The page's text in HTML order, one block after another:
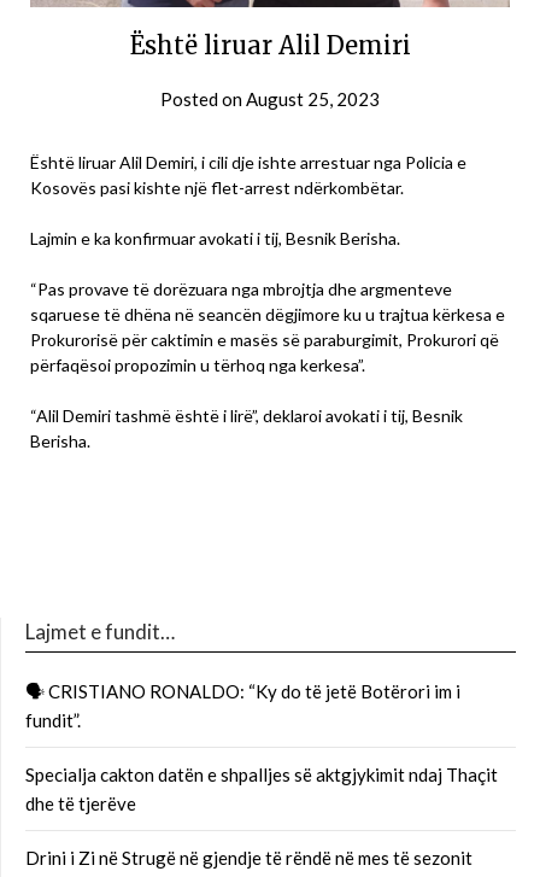
Është liruar Alil Demiri
Posted onAugust 25, 2023
Është liruar Alil Demiri, i cili dje ishte arrestuar nga Policia e
Kosovës pasi kishte një flet-arrest ndërkombëtar.
Lajmin e ka konfirmuar avokati i tij, Besnik Berisha.
“Pas provave të dorëzuara nga mbrojtja dhe argmenteve
sqaruese të dhëna në seancën dëgjimore ku u trajtua kërkesa e
Prokurorisë për caktimin e masës së paraburgimit, Prokurori që
përfaqësoi propozimin u tërhoq nga kerkesa”.
“Alil Demiri tashmë është i lirë”, deklaroi avokati i tij, Besnik
Berisha.
Lajmet e fundit…
🗣 CRISTIANO RONALDO: “Ky do të jetë Botërori im i
fundit”.
Specialja cakton datën e shpalljes së aktgjykimit ndaj Thaçit
dhe të tjerëve
Drini i Zi në Strugë në gjendje të rëndë në mes të sezonit